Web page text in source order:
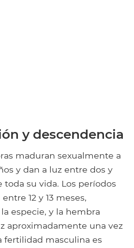
y descendencia
maduran sexualmente a
y dan a luz entre dos y
toda su vida. Los períodos
12 y 13 meses,
especie, y la hembra
aproximadamente una vez
fertilidad masculina es